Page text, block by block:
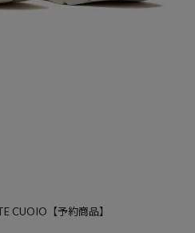
CUOIO【予約商品】